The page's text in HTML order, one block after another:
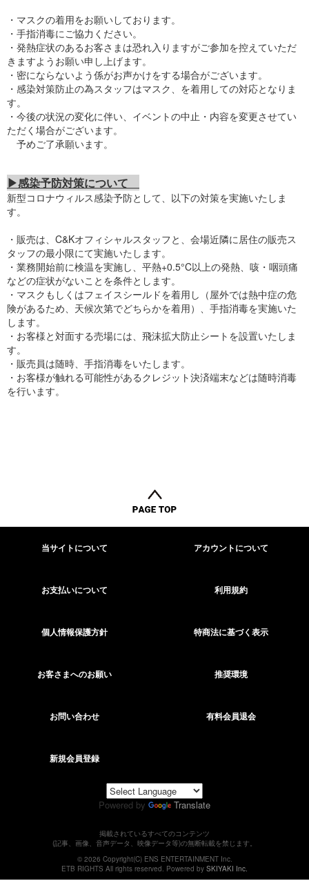
・マスクの着用をお願いしております。
・手指消毒にご協力ください。
・発熱症状のあるお客さまは恐れ入りますがご参加を控えていただ
きますようお願い申し上げます。
・密にならないよう係がお声かけをする場合がございます。
・感染対策防止の為スタッフはマスク、を着用しての対応となりま
す。
・今後の状況の変化に伴い、イベントの中止・内容を変更させてい
ただく場合がございます。
予めご了承願います。
▶感染予防対策について
新型コロナウィルス感染予防として、以下の対策を実施いたしま
す。
・販売は、C&Kオフィシャルスタッフと、会場近隣に居住の販売ス
タッフの最小限にて実施いたします。
・業務開始前に検温を実施し、平熱+0.5°C以上の発熱、咳・咽頭痛
などの症状がないことを条件とします。
・マスクもしくはフェイスシールドを着用し（屋外では熱中症の危
険があるため、天候次第でどちらかを着用）、手指消毒を実施いた
します。
・お客様と対面する売場には、飛沫拡大防止シートを設置いたしま
す。
・販売員は随時、手指消毒をいたします。
・お客様が触れる可能性があるクレジット決済端末などは随時消毒
を行います。
当サイトについて アカウントについて
お支払いについて 利用規約
個人情報保護方針 特商法に基づく表示
お客さまへのお願い 推奨環境
お問い合わせ 有料会員退会
新規会員登録
Powered by Translate
掲載されているすべてのコンテンツ
(記事、画像、音声データ、映像データ等)の無断転載を禁じます。
© 2026 Copyright(C) ENS ENTERTAINMENT Inc.
ETB RIGHTS All rights reserved. Powered by SKIYAKI Inc.